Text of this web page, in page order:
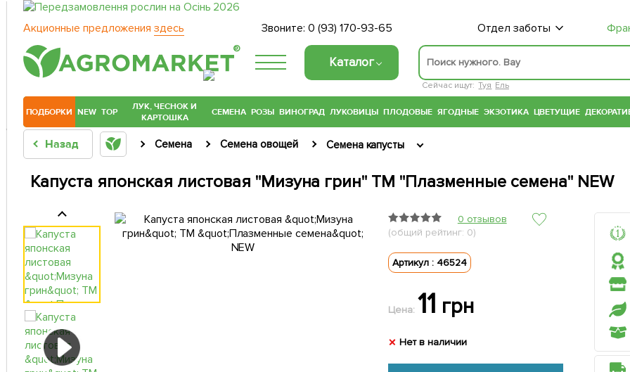
Акционные предложения здесь Звоните:0 (93) 170-93-65 Отдел заботы
®
Каталог
Сейчас ищут: Туя Ель
ПОДБОРКИ NEW TOP
ЛУК, ЧЕСНОК И
КАРТОШКА
СЕМЕНА РОЗЫ ВИНОГРАД ЛУКОВИЦЫ ПЛОДОВЫЕ ЯГОДНЫЕ ЭКЗОТИКА ЦВЕТУЩИЕ
Назад Семена Семена овощей Семена капусты
Капуста японская листовая "Мизуна грин" ТМ "Плазменные семена" NEW
0 отзывов
(общий рейтинг: 0)
Артикул : 46524
Цена: 11 грн
Нет в наличии